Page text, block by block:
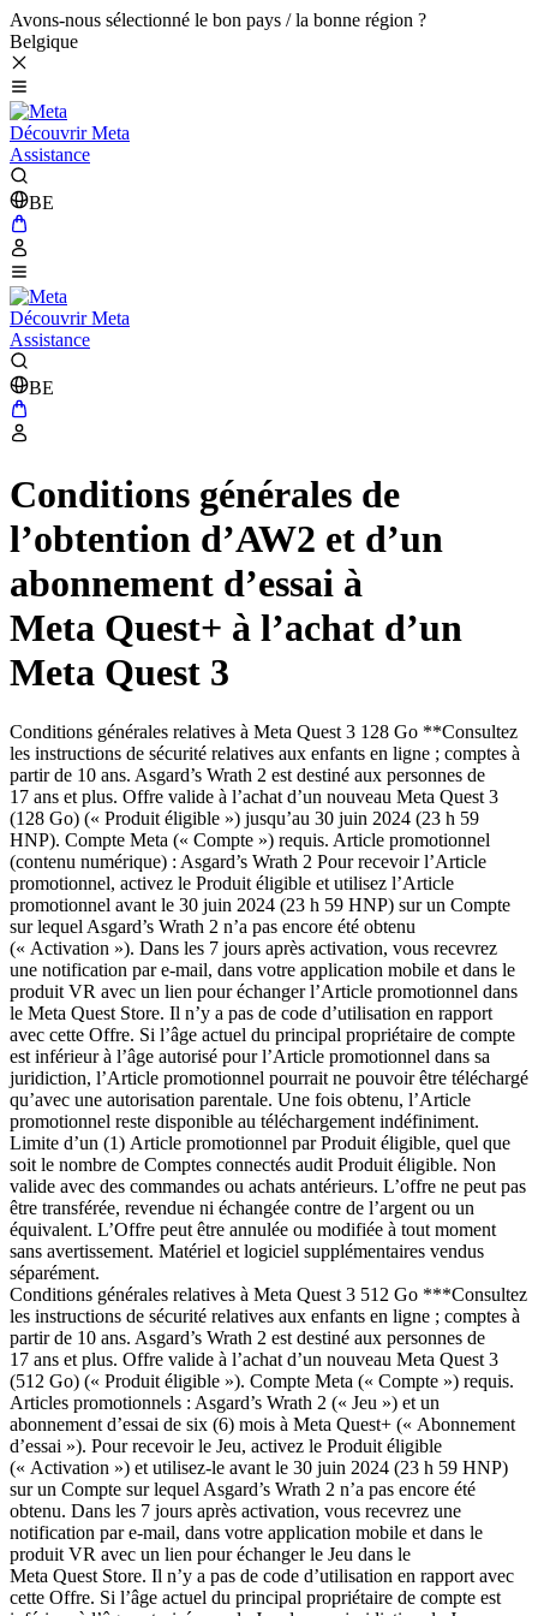
Avons-nous sélectionné le bon pays / la bonne région ?
Belgique
Découvrir Meta
Assistance
BE
Découvrir Meta
Assistance
BE
Conditions générales de
l’obtention d’AW2 et d’un
abonnement d’essai à
Meta Quest+ à l’achat d’un
Meta Quest 3
Conditions générales relatives à Meta Quest 3 128 Go **Consultez
les instructions de sécurité relatives aux enfants en ligne ; comptes à
partir de 10 ans. Asgard’s Wrath 2 est destiné aux personnes de
17 ans et plus. Offre valide à l’achat d’un nouveau Meta Quest 3
(128 Go) (« Produit éligible ») jusqu’au 30 juin 2024 (23 h 59
HNP). Compte Meta (« Compte ») requis. Article promotionnel
(contenu numérique) : Asgard’s Wrath 2 Pour recevoir l’Article
promotionnel, activez le Produit éligible et utilisez l’Article
promotionnel avant le 30 juin 2024 (23 h 59 HNP) sur un Compte
sur lequel Asgard’s Wrath 2 n’a pas encore été obtenu
(« Activation »). Dans les 7 jours après activation, vous recevrez
une notification par e-mail, dans votre application mobile et dans le
produit VR avec un lien pour échanger l’Article promotionnel dans
le Meta Quest Store. Il n’y a pas de code d’utilisation en rapport
avec cette Offre. Si l’âge actuel du principal propriétaire de compte
est inférieur à l’âge autorisé pour l’Article promotionnel dans sa
juridiction, l’Article promotionnel pourrait ne pouvoir être téléchargé
qu’avec une autorisation parentale. Une fois obtenu, l’Article
promotionnel reste disponible au téléchargement indéfiniment.
Limite d’un (1) Article promotionnel par Produit éligible, quel que
soit le nombre de Comptes connectés audit Produit éligible. Non
valide avec des commandes ou achats antérieurs. L’offre ne peut pas
être transférée, revendue ni échangée contre de l’argent ou un
équivalent. L’Offre peut être annulée ou modifiée à tout moment
sans avertissement. Matériel et logiciel supplémentaires vendus
séparément.
Conditions générales relatives à Meta Quest 3 512 Go ***Consultez
les instructions de sécurité relatives aux enfants en ligne ; comptes à
partir de 10 ans. Asgard’s Wrath 2 est destiné aux personnes de
17 ans et plus. Offre valide à l’achat d’un nouveau Meta Quest 3
(512 Go) (« Produit éligible »). Compte Meta (« Compte ») requis.
Articles promotionnels : Asgard’s Wrath 2 (« Jeu ») et un
abonnement d’essai de six (6) mois à Meta Quest+ (« Abonnement
d’essai »). Pour recevoir le Jeu, activez le Produit éligible
(« Activation ») et utilisez-le avant le 30 juin 2024 (23 h 59 HNP)
sur un Compte sur lequel Asgard’s Wrath 2 n’a pas encore été
obtenu. Dans les 7 jours après activation, vous recevrez une
notification par e-mail, dans votre application mobile et dans le
produit VR avec un lien pour échanger le Jeu dans le
Meta Quest Store. Il n’y a pas de code d’utilisation en rapport avec
cette Offre. Si l’âge actuel du principal propriétaire de compte est